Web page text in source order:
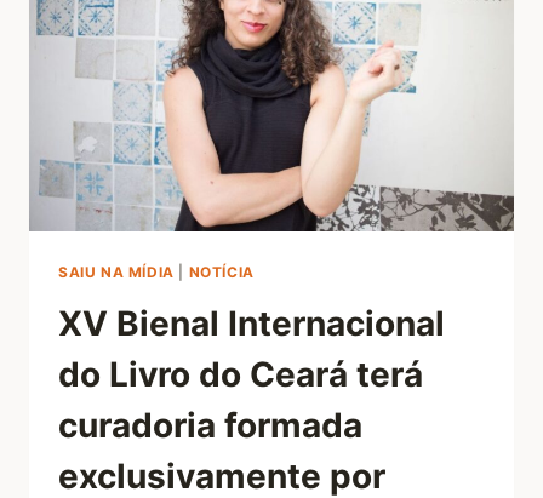
SAIU NA MÍDIA NOTÍCIA
XV Bienal Internacional
do Livro do Ceará terá
curadoria formada
exclusivamente por